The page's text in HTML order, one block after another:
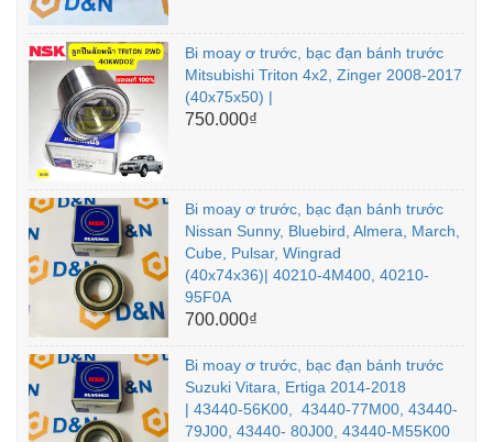
Bi moay ơ trước, bạc đạn bánh trước
Mitsubishi Triton 4x2, Zinger 2008-2017
(40x75x50) |
750.000₫
Bi moay ơ trước, bạc đạn bánh trước
Nissan Sunny, Bluebird, Almera, March,
Cube, Pulsar, Wingrad
(40x74x36)| 40210-4M400, 40210-
95F0A
700.000₫
Bi moay ơ trước, bạc đạn bánh trước
Suzuki Vitara, Ertiga 2014-2018
| 43440-56K00, 43440-77M00, 43440-
79J00, 43440- 80J00, 43440-M55K00